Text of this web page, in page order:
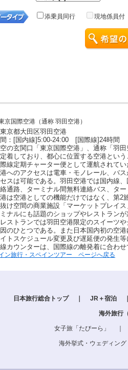
京国際空港（通称 羽田空港）
京都大田区羽田空港
：[国内線]5:00-24:00 [国際線]24時間
の玄関口「東京国際空港」、通称「羽
着しており、都心に位置する空港とい
線定期チャーター便として運航されて
へのアクセスは電車・モノレール、バ
スは可能である。羽田空港では国内線
通路、ターミナル間無料連絡バス、タ
は空港としての機能だけではなく、第2
け空間の商業施設「マーケットプレイ
ナルにも話題のショップやレストラン
ストランでは羽田空港限定のスイーツ
のひとつである。また日本国内初の空
トスケジュール変更及び遅延便の発生
カウンターは、国際線の離発着に合わせ
ン旅行・スペインツアー ページへ戻る
日本旅行総合トップ JR＋宿泊
海外旅行
女子旅「たびーら」
海外挙式・ウェディング